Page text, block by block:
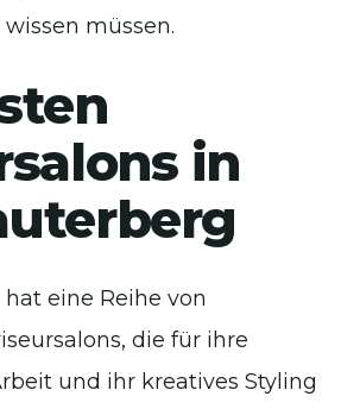
müssen.
in
eine Reihe von
die für ihre
und ihr kreatives Styling